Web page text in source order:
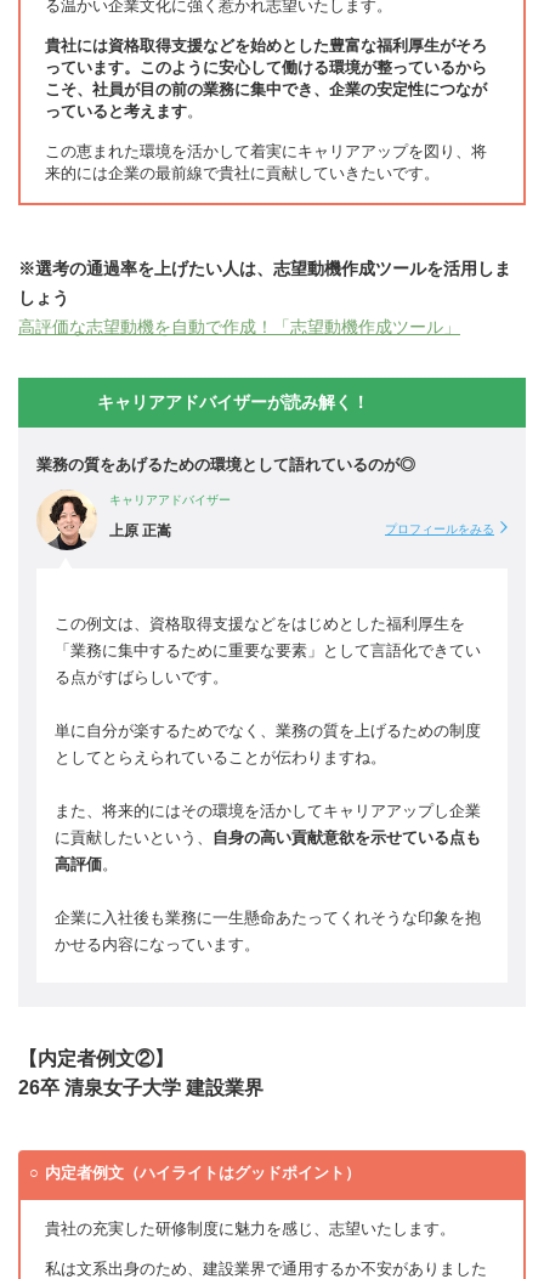
る温かい企業文化に強く惹かれ志望いたします。
貴社には資格取得支援などを始めとした豊富な福利厚生がそろ
っています。このように安心して働ける環境が整っているから
こそ、社員が目の前の業務に集中でき、企業の安定性につなが
っていると考えます。
この恵まれた環境を活かして着実にキャリアアップを図り、将
来的には企業の最前線で貴社に貢献していきたいです。
※選考の通過率を上げたい人は、志望動機作成ツールを活用しま
しょう
高評価な志望動機を自動で作成！「志望動機作成ツール」
キャリアアドバイザーが読み解く！
業務の質をあげるための環境として語れているのが◎
キャリアアドバイザー
上原 正嵩 プロフィールをみる
この例文は、資格取得支援などをはじめとした福利厚生を
「業務に集中するために重要な要素」として言語化できてい
る点がすばらしいです。
単に自分が楽するためでなく、業務の質を上げるための制度
としてとらえられていることが伝わりますね。
また、将来的にはその環境を活かしてキャリアアップし企業
に貢献したいという、 自身の高い貢献意欲を示せている点も
高評価。
企業に入社後も業務に一生懸命あたってくれそうな印象を抱
かせる内容になっています。
【内定者例文②】
26卒 清泉女子大学 建設業界
内定者例文（ハイライトはグッドポイント）
貴社の充実した研修制度に魅力を感じ、志望いたします。
私は文系出身のため、建設業界で通用するか不安がありました